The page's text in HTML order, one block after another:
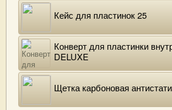
Кейс для пластинок 25
Конверт для пластинки
DELUXE
Щетка карбоновая